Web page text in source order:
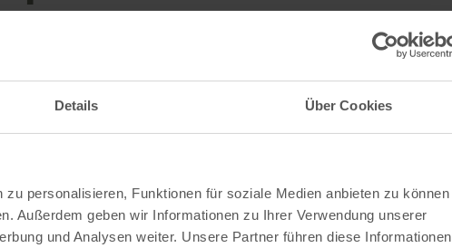
Details Über Cookies
personalisieren, Funktionen für soziale Medien anbieten zu können
Außerdem geben wir Informationen zu Ihrer Verwendung unserer
und Analysen weiter. Unsere Partner führen diese Informationen